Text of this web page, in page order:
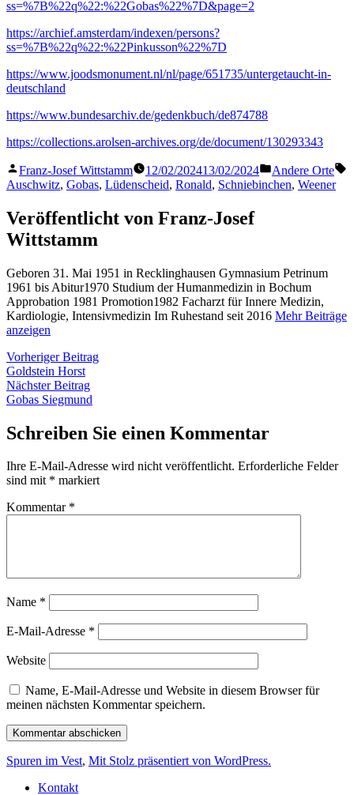
ss=%7B%22q%22:%22Gobas%22%7D&page=2
https://archief.amsterdam/indexen/persons?
ss=%7B%22q%22:%22Pinkusson%22%7D
https://www.joodsmonument.nl/nl/page/651735/untergetaucht-in-
deutschland
https://www.bundesarchiv.de/gedenkbuch/de874788
https://collections.arolsen-archives.org/de/document/130293343
Veröffentlicht
von
Franz-Josef Wittstamm 12/02/202413/02/2024
Veröffentlicht
in
Andere Orte
Auschwitz, Gobas, Lüdenscheid, Ronald, Schniebinchen, Weener
Veröffentlicht von Franz-Josef
Wittstamm
Geboren 31. Mai 1951 in Recklinghausen Gymnasium Petrinum
1961 bis Abitur1970 Studium der Humanmedizin in Bochum
Approbation 1981 Promotion1982 Facharzt für Innere Medizin,
Kardiologie, Intensivmedizin Im Ruhestand seit 2016 Mehr Beiträge
anzeigen
Beitragsnavigation
Vorheriger BeitragVorheriger
Goldstein Horst
Nächster BeitragNächster
Beitrag:
Gobas Siegmund
Schreiben Sie einen Kommentar
Ihre E-Mail-Adresse wird nicht veröffentlicht. Erforderliche Felder
sind mit * markiert
Kommentar *
Name *
E-Mail-Adresse *
Website
Name, E-Mail-Adresse und Website in diesem Browser für
meinen nächsten Kommentar speichern.
Spuren im Vest, Mit Stolz präsentiert von WordPress.
Kontakt